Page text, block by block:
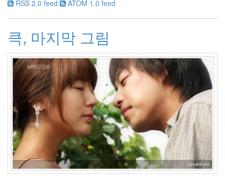
RSS 2.0 feed ATOM 1.0 feed
큭, 마지막 그림
2009
년
월
4
2009
년
월
2009
년
3
월
4
2009
년